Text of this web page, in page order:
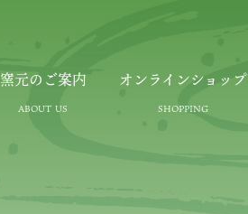
窯元のご案内 オンラインショップ